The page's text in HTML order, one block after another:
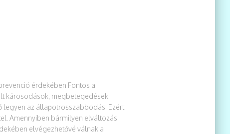
érdekében Fontos a
károsodások, megbetegedések
az állapotrosszabbodás. Ezért
Amennyiben bármilyen elváltozás
elvégezhetővé válnak a